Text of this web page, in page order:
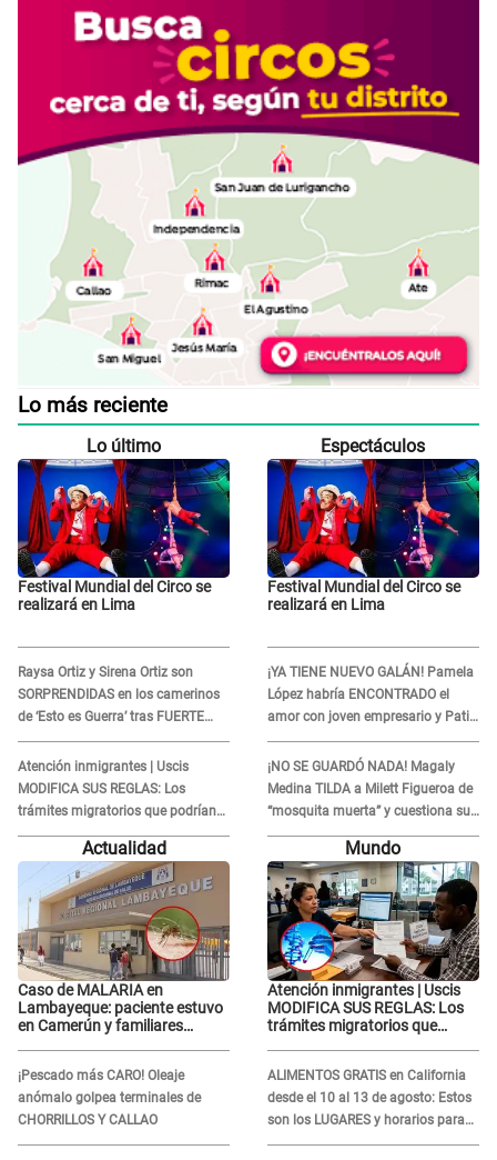
Lo más reciente
Lo último
Festival Mundial del Circo se
realizará en Lima
Raysa Ortiz y Sirena Ortiz son
SORPRENDIDAS en los camerinos
de ‘Esto es Guerra’ tras FUERTE
ENFRENTAMIENTO con Gabriel
Moisés: “Gracias”
Atención inmigrantes | Uscis
MODIFICA SUS REGLAS: Los
trámites migratorios que podrían
necesitar tu prueba de ADN
Espectáculos
Festival Mundial del Circo se
realizará en Lima
¡YA TIENE NUEVO GALÁN! Pamela
López habría ENCONTRADO el
amor con joven empresario y Pati
Lorena la ECHA en VIVO
¡NO SE GUARDÓ NADA! Magaly
Medina TILDA a Milett Figueroa de
“mosquita muerta” y cuestiona su
RECONCILIACIÓN con Marcelo
Tinelli en TV argentina
Actualidad
Caso de MALARIA en
Lambayeque: paciente estuvo
en Camerún y familiares
¡Pescado más CARO! Oleaje
anómalo golpea terminales de
CHORRILLOS Y CALLAO
Mundo
Atención inmigrantes | Uscis
MODIFICA SUS REGLAS: Los
trámites migratorios que
ALIMENTOS GRATIS en California
desde el 10 al 13 de agosto: Estos
son los LUGARES y horarios para
recibir la ayuda